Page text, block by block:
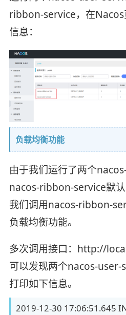
ribbon-service，在Nacos
信息：
负载均衡功能
由于我们运行了两个
nacos-ribbon-service默认
我们调用nacos-ribbon-
负载均衡功能。
多次调用接口：http://
可以发现两个nacos-user-
打印如下信息。
2019-12-30 17:06:51.645